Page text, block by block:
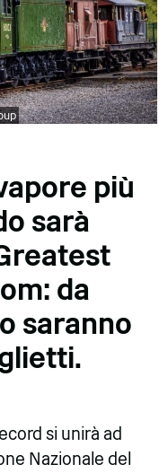
più
sarà
da
saranno
si unirà ad
Nazionale del